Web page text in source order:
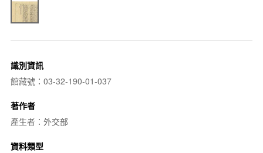
識別資訊
館藏號：03-32-190-01-037
著作者
產生者：外交部
資料類型